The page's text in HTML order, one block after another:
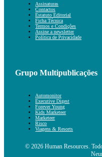
Assinaturas
Contactos
Estatuto Editorial
Ficha Técnica
Termos e Condições
Assine a newsletter
Política de Privacidade
Grupo Multipublicações
Automonitor
Executive Digest
Forever Young
Kids Marketeer
Marketeer
Risco
Viagens & Resorts
© 2026 Human Resources.